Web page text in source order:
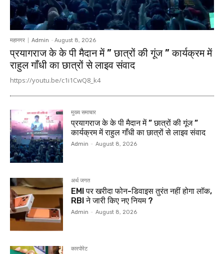
महानगर Admin - August 8, 2026
प्रयागराज के के पी मैदान में ” छात्रों की गूंज ” कार्यक्रम में
राहुल गाँधी का छात्रों से लाइव संवाद
https://youtu.be/c1i1CwQ8_k4
मुख्य समाचार
प्रयागराज के के पी मैदान में ” छात्रों की गूंज ”
कार्यक्रम में राहुल गाँधी का छात्रों से लाइव संवाद
Admin - August 8, 2026
अर्थ जगत
EMI पर खरीदा फोन-डिवाइस तुरंत नहीं होगा लॉक,
RBI ने जारी किए नए नियम ?
Admin - August 8, 2026
कारपोरेट